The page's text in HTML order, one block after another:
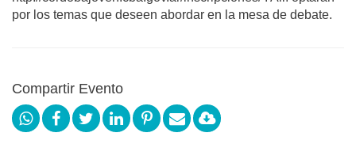
por los temas que deseen abordar en la mesa de debate.
Compartir Evento